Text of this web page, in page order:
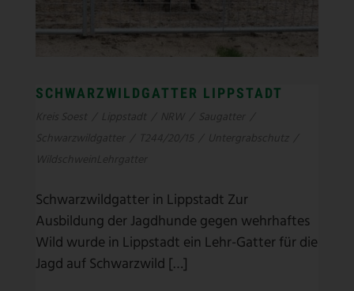
SCHWARZWILDGATTER LIPPSTADT
Kreis Soest Lippstadt NRW Saugatter
Schwarzwildgatter
T244/20/15 Untergrabschutz
WildschweinLehrgatter
Schwarzwildgatter in Lippstadt Zur
Ausbildung der Jagdhunde gegen wehrhaftes
Wild wurde in Lippstadt ein Lehr-Gatter für die
Jagd auf Schwarzwild […]